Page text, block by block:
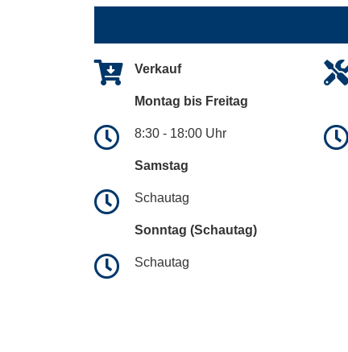
Verkauf
Montag bis Freitag
8:30 - 18:00 Uhr
Samstag
Schautag
Sonntag (Schautag)
Schautag